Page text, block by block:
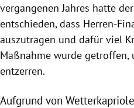
vergangenen Jahres hatte
entschieden, dass Herren-
auszutragen und dafür viel
Maßnahme wurde getroffen,
entzerren.
Aufgrund von